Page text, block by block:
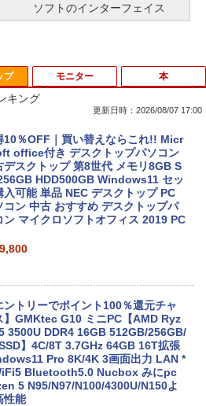
ソフトのインターフェイス
トパソコン 極軽量約965g 富士通 LI
U748 14インチ 高性能第7世代
i5-7300U カメラ内蔵 メモリ最大16
薄い軽い FHD液晶 type-C
Bluetooth Office付き 5GWIFI Blu
最新MicrosoftOffice2024可 Win
中古ノートパソコン
15.6インチ HP Notebook 250G7 W
超高性能 第10世代Core i5-10
8GB 爆速NVMe式256GB-SSD カ
無線 Office付き Win11【中古ノー
ソコン 中古パソコン 中古PC】送料
あす楽対応 即日発送（Windows10
応可能 Win10）
プ
キング
更新日時：2026/08/07 17:00
10％OFF｜買い替えならこれ!! Micr
office付き デスクトップパソコン
デスクトップ 第8世代 メモリ8GB S
HDD500GB Windows11 セッ
入可能 単品 NEC デスクトップ PC
コン 中古 おすすめ デスクトップパ
ン マイクロソフトオフィス 2019 PC
ントリーでポイント100％還元チャ
】GMKtec G10 ミニPC【AMD Ryz
3500U DDR4 16GB 512GB/256GB/
】4C/8T 3.7GHz 64GB 16T拡張
Pro 8K/4K 3画面出力 LAN *
Bluetooth5.0 Nucbox みにpc
5 N95/N97/N100/4300U/N150よ
性能
モニター 本